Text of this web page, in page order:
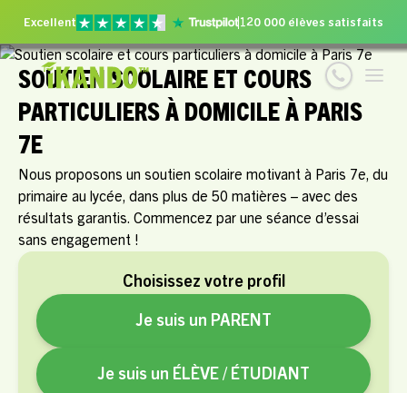
Excellent 120 000 élèves satisfaits
SOUTIEN SCOLAIRE ET COURS
PARTICULIERS À DOMICILE À PARIS
7E
Nous proposons un soutien scolaire motivant à Paris 7e, du
primaire au lycée, dans plus de 50 matières – avec des
résultats garantis. Commencez par une séance d’essai
sans engagement !
Choisissez votre profil
Je suis un PARENT
Je suis un ÉLÈVE / ÉTUDIANT